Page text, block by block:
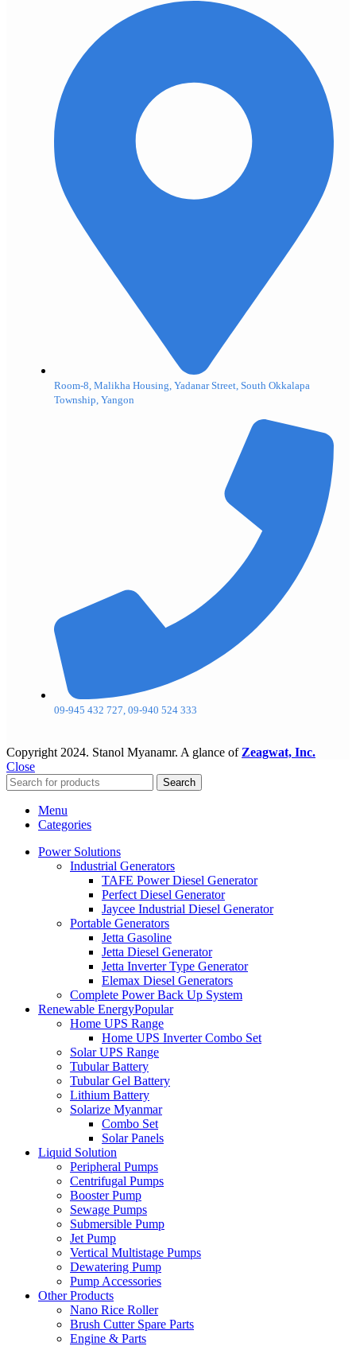
Room-8, Malikha Housing, Yadanar Street, South Okkalapa
Township, Yangon
09-945 432 727, 09-940 524 333
Copyright 2024. Stanol Myanamr. A glance of Zeagwat, Inc.
Close
Search
Menu
Categories
Power Solutions
Industrial Generators
TAFE Power Diesel Generator
Perfect Diesel Generator
Jaycee Industrial Diesel Generator
Portable Generators
Jetta Gasoline
Jetta Diesel Generator
Jetta Inverter Type Generator
Elemax Diesel Generators
Complete Power Back Up System
Renewable EnergyPopular
Home UPS Range
Home UPS Inverter Combo Set
Solar UPS Range
Tubular Battery
Tubular Gel Battery
Lithium Battery
Solarize Myanmar
Combo Set
Solar Panels
Liquid Solution
Peripheral Pumps
Centrifugal Pumps
Booster Pump
Sewage Pumps
Submersible Pump
Jet Pump
Vertical Multistage Pumps
Dewatering Pump
Pump Accessories
Other Products
Nano Rice Roller
Brush Cutter Spare Parts
Engine & Parts